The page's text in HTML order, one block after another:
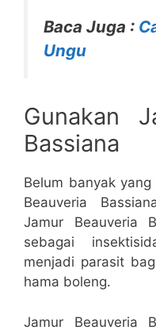
Baca Juga :
Ungu
Gunakan
Bassiana
Belum banyak
Beauveria
Jamur Beauveria
sebagai
menjadi parasit
hama boleng.
Jamur Beauveria